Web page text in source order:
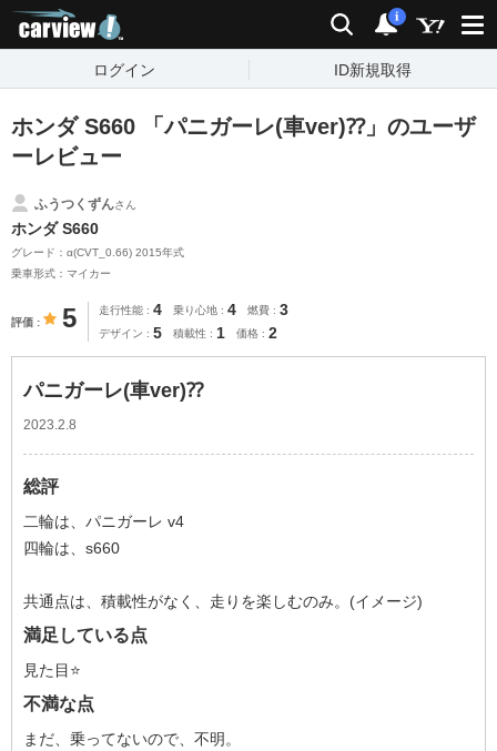
検索 通知
i
ログイン ID新規取得
ホンダ S660 「パニガーレ(車ver)⁇」のユーザ
ーレビュー
ふうつくずんさん
ホンダ S660
グレード：α(CVT_0.66) 2015年式
乗車形式：マイカー
評価 5 走行性能 4 乗り心地 4 燃費 3
デザイン 5 積載性 1 価格 2
パニガーレ(車ver)⁇
2023.2.8
総評
二輪は、パニガーレ v4
四輪は、s660
共通点は、積載性がなく、走りを楽しむのみ。(イメージ)
満足している点
見た目⭐️
不満な点
まだ、乗ってないので、不明。